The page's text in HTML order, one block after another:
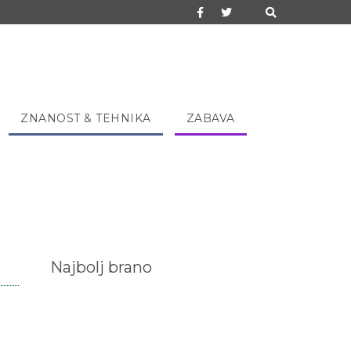
ZNANOST & TEHNIKA ZABAVA
Najbolj brano